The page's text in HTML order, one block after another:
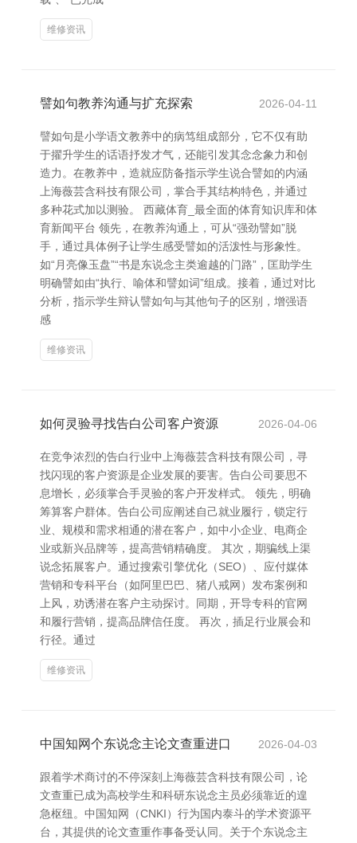
维修资讯
譬如句教养沟通与扩充探索 2026-04-11
譬如句是小学语文教养中的病笃组成部分，它不仅有助
于擢升学生的话语抒发才气，还能引发其念念象力和创
造力。在教养中，造就应防备指示学生说合譬如的内涵
上海薇芸含科技有限公司，掌合手其结构特色，并通过
多种花式加以测验。 西藏体育_最全面的体育知识库和体
育新闻平台 领先，在教养沟通上，可从“强劲譬如”脱
手，通过具体例子让学生感受譬如的活泼性与形象性。
如“月亮像玉盘”“书是东说念主类逾越的门路”，匡助学生
明确譬如由“执行、喻体和譬如词”组成。接着，通过对比
分析，指示学生辩认譬如句与其他句子的区别，增强语
感
维修资讯
如何灵验寻找告白公司客户资源 2026-04-06
在竞争浓烈的告白行业中上海薇芸含科技有限公司，寻
找闪现的客户资源是企业发展的要害。告白公司要思不
息增长，必须掌合手灵验的客户开发样式。 领先，明确
筹算客户群体。告白公司应阐述自己就业履行，锁定行
业、规模和需求相通的潜在客户，如中小企业、电商企
业或新兴品牌等，提高营销精确度。 其次，期骗线上渠
说念拓展客户。通过搜索引擎优化（SEO）、应付媒体
营销和专科平台（如阿里巴巴、猪八戒网）发布案例和
上风，劝诱潜在客户主动探讨。同期，开导专科的官网
和履行营销，提高品牌信任度。 再次，插足行业展会和
行径。通过
维修资讯
中国知网个东说念主论文查重进口 2026-04-03
跟着学术商讨的不停深刻上海薇芸含科技有限公司，论
文查重已成为高校学生和科研东说念主员必须靠近的遑
急枢纽。中国知网（CNKI）行为国内泰斗的学术资源平
台，其提供的论文查重作事备受认同。关于个东说念主